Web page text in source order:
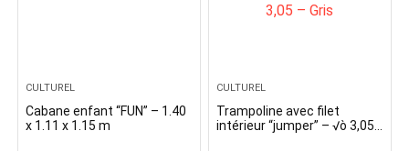
CULTUREL
Cabane enfant “FUN” – 1.40
x 1.11 x 1.15 m
CULTUREL
Trampoline avec filet
intérieur “jumper” – √ò 3,05